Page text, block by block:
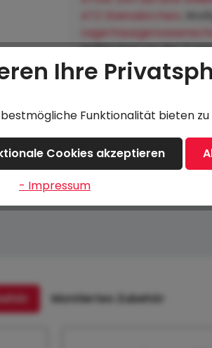
ATZ Steinakirchen
,
Hofkirchen an der
Bewertungen
Montiertes Zubehör
Ihre
Funktionalität bieten zu
Cookies akzeptieren
- Impressum